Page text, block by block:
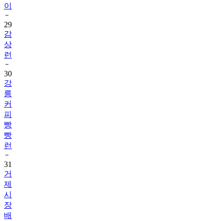
이
29
감
상
런
30
강
릉
커
피
빵
빵
런
31
거
제
시
장
배